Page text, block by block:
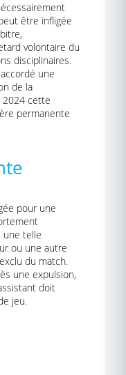
être infligée
volontaire du
disciplinaires.
une
de la
2024 cette
permanente
pour une
une telle
ou une autre
du match.
une expulsion,
doit
jeu.